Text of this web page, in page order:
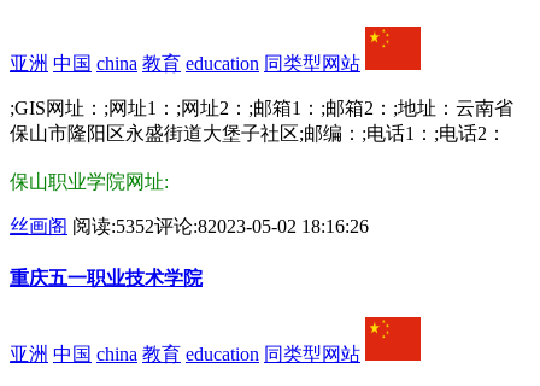
亚洲 中国 china 教育 education 同类型网站
;GIS网址：;网址1：;网址2：;邮箱1：;邮箱2：;地址：云南省
保山市隆阳区永盛街道大堡子社区;邮编：;电话1：;电话2：
保山职业学院网址:
丝画阁 阅读:5352评论:82023-05-02 18:16:26
重庆五一职业技术学院
亚洲 中国 china 教育 education 同类型网站